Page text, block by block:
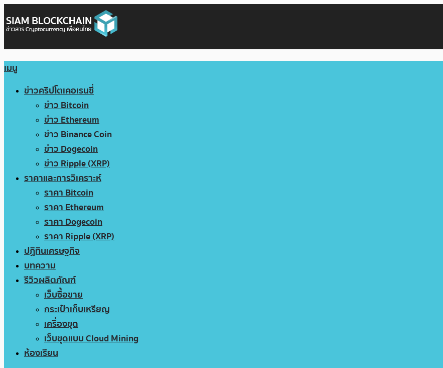
เมนู
ข่าวคริปโตเคอเรนซี่
ข่าว Bitcoin
ข่าว Ethereum
ข่าว Binance Coin
ข่าว Dogecoin
ข่าว Ripple (XRP)
ราคาและการวิเคราะห์
ราคา Bitcoin
ราคา Ethereum
ราคา Dogecoin
ราคา Ripple (XRP)
ปฏิทินเศรษฐกิจ
บทความ
รีวิวผลิตภัณฑ์
เว็บซื้อขาย
กระเป๋าเก็บเหรียญ
เครื่องขุด
เว็บขุดแบบ Cloud Mining
ห้องเรียน